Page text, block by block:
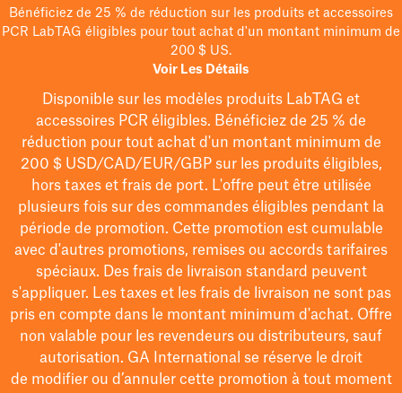
Bénéficiez de 25 % de réduction sur les produits et accessoires
PCR LabTAG éligibles pour tout achat d'un montant minimum de
200 $ US.
Voir Les Détails
Disponible sur les modèles produits LabTAG et
accessoires PCR éligibles. Bénéficiez de 25 % de
réduction pour tout achat d'un montant minimum de
200 $USD/CAD/EUR/GBPsur les produits éligibles,
hors taxes et frais de port. L'offre peut être utilisée
plusieurs fois sur des commandes éligibles pendant la
période de promotion. Cette promotion est cumulable
avec d'autres promotions, remises ou accords tarifaires
spéciaux. Des frais de livraison standard peuvent
s'appliquer. Les taxes et les frais de livraison ne sont pas
pris en compte dans le montant minimum d'achat. Offre
non valable pour les revendeurs ou distributeurs, sauf
autorisation. GA International se réserve le droit
de modifierou d’annuler cette promotion à tout moment